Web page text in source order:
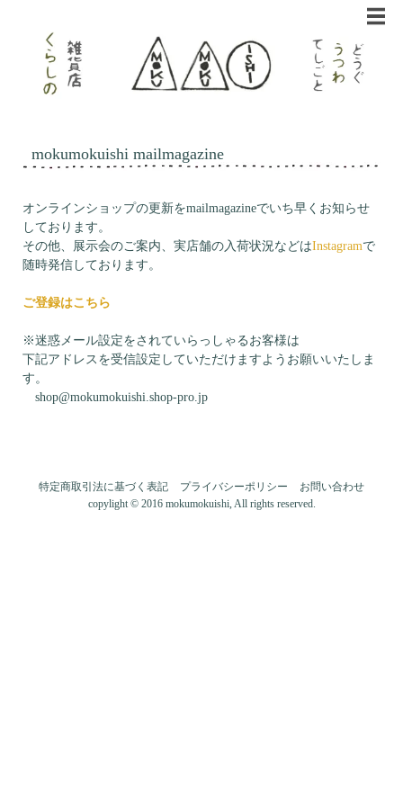
mokumokuishi mailmagazine
オンラインショップの更新をmailmagazineでいち早くお知らせ
しております。
その他、展示会のご案内、実店舗の入荷状況などはInstagramで
随時発信しております。
ご登録はこちら
※迷惑メール設定をされていらっしゃるお客様は
下記アドレスを受信設定していただけますようお願いいたしま
す。
shop@mokumokuishi.shop-pro.jp
特定商取引法に基づく表記 プライバシーポリシー
お問い合わせ
copylight © 2016 mokumokuishi, All rights reserved.